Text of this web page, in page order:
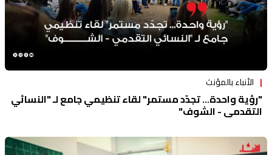
الأنباء بالمؤنث
"رؤية واحدة... تجدّد مستمر" لقاء تنظيمي جامع لـ "النسائي
التقدمي - الشوف"